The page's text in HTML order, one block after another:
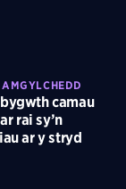
camau
rai sy’n
ar y stryd